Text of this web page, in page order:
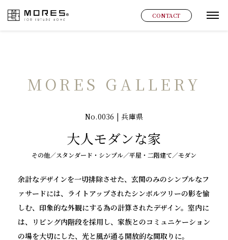
MORES CONTACT グ
MORES GALLERY
No.0036 | 兵庫県
大人モダンな家
その他／スタンダード・シンプル／平屋・二階建て／モダン
余計なデザインを一切排除させた、玄関のみのシンプルなフ
ァサードには、ライトアップされたシンボルツリーの影を愉
しむ、印象的な外観にする為の計算されたデザイン。室内に
は、リビング内階段を採用し、家族とのコミュニケーション
の場を大切にした、光と風が通る開放的な間取りに。